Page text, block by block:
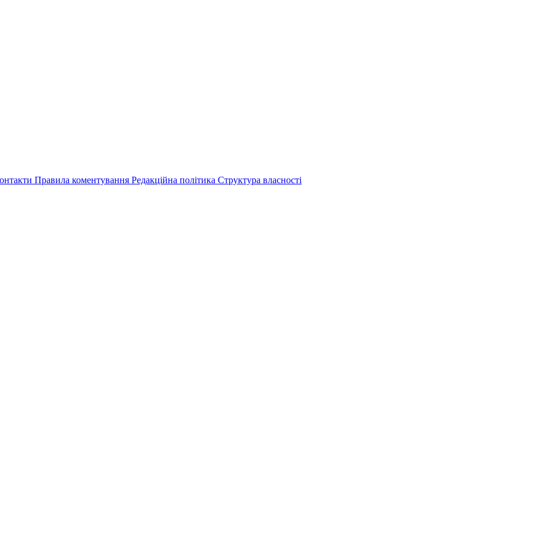
Правила коментування Редакційна політика Структура власності